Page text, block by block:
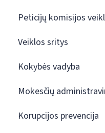
Peticijų komisijos
Veiklos sritys
Kokybės vadyba
Mokesčių
Korupcijos prevencija